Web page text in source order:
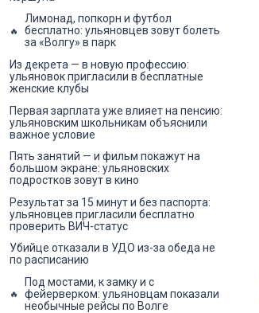
Лимонад, попкорн и футбол
бесплатно: ульяновцев зовут болеть
за «Волгу» в парк
Из декрета — в новую профессию:
ульяновок пригласили в бесплатные
женские клубы
Первая зарплата уже влияет на пенсию:
ульяновским школьникам объяснили
важное условие
Пять занятий — и фильм покажут на
большом экране: ульяновских
подростков зовут в кино
Результат за 15 минут и без паспорта:
ульяновцев пригласили бесплатно
проверить ВИЧ-статус
Убийце отказали в УДО из-за обеда не
по расписанию
Под мостами, к замку и с
фейерверком: ульяновцам показали
необычные рейсы по Волге